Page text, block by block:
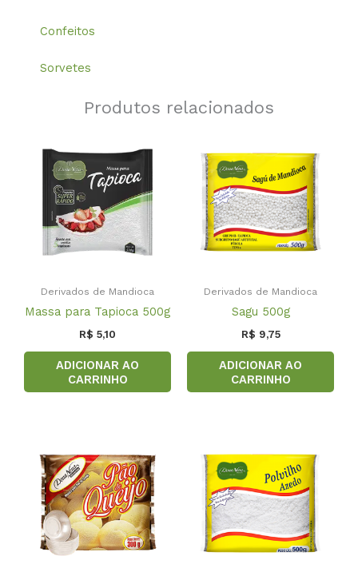
Confeitos
Sorvetes
Produtos relacionados
Derivados de Mandioca
Massa para Tapioca 500g
R$ 5,10
ADICIONAR AO
CARRINHO
Derivados de Mandioca
Sagu 500g
R$ 9,75
ADICIONAR AO
CARRINHO